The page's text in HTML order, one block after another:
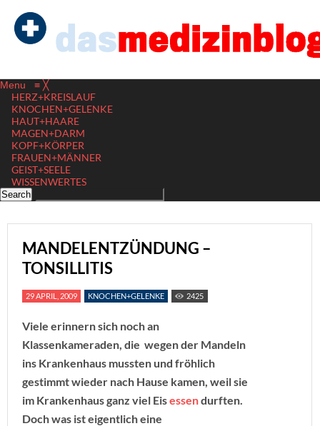
Menu ≡ ╳
HERZ+KREISLAUF
KNOCHEN+GELENKE
HAUT+HAARE
MAGEN+DARM
KOPF+KÖRPER
FRAUEN+MÄNNER
GEIST+SEELE
WISSENWERTES
MANDELENTZÜNDUNG –
TONSILLITIS
29 APRIL, 2009 KNOCHEN+GELENKE 2425
Viele erinnern sich noch an
Klassenkameraden, die wegen der Mandeln
ins Krankenhaus mussten und fröhlich
gestimmt wieder nach Hause kamen, weil sie
im Krankenhaus ganz viel Eisessendurften.
Doch was ist eigentlich eine